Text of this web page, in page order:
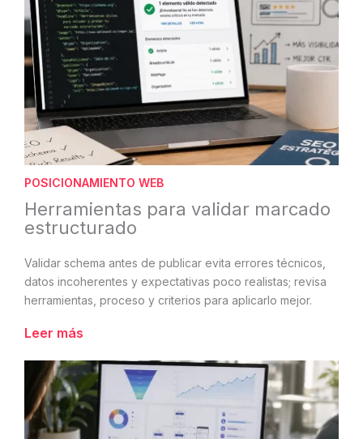
POSICIONAMIENTO WEB
Herramientas para validar marcado
estructurado
Validar schema antes de publicar evita errores técnicos,
datos incoherentes y expectativas poco realistas; revisa
herramientas, proceso y criterios para aplicarlo mejor.
Leer más